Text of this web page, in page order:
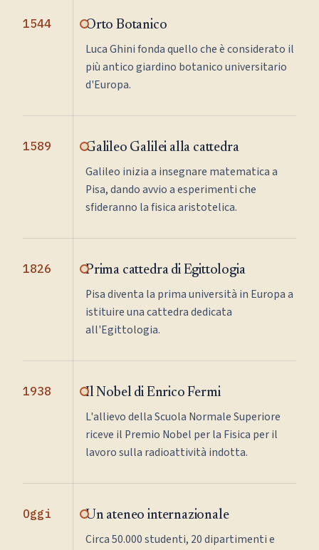
1544 Orto Botanico
Luca Ghini fonda quello che è considerato il
più antico giardino botanico universitario
d'Europa.
1589 Galileo Galilei alla cattedra
Galileo inizia a insegnare matematica a
Pisa, dando avvio a esperimenti che
sfideranno la fisica aristotelica.
1826 Prima cattedra di Egittologia
Pisa diventa la prima università in Europa a
istituire una cattedra dedicata
all'Egittologia.
1938 Il Nobel di Enrico Fermi
L'allievo della Scuola Normale Superiore
riceve il Premio Nobel per la Fisica per il
lavoro sulla radioattività indotta.
Oggi Un ateneo internazionale
Circa 50.000 studenti, 20 dipartimenti e